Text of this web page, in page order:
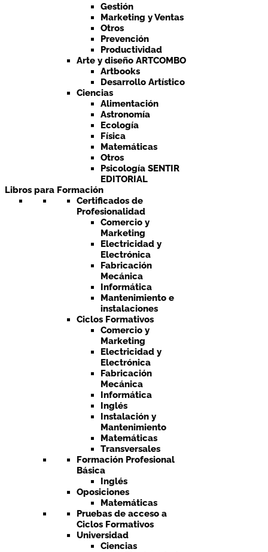
Gestión
Marketing y Ventas
Otros
Prevención
Productividad
Arte y diseño ARTCOMBO
Artbooks
Desarrollo Artístico
Ciencias
Alimentación
Astronomía
Ecología
Física
Matemáticas
Otros
Psicología SENTIR
EDITORIAL
Libros para Formación
Certificados de
Profesionalidad
Comercio y
Marketing
Electricidad y
Electrónica
Fabricación
Mecánica
Informática
Mantenimiento e
instalaciones
Ciclos Formativos
Comercio y
Marketing
Electricidad y
Electrónica
Fabricación
Mecánica
Informática
Inglés
Instalación y
Mantenimiento
Matemáticas
Transversales
Formación Profesional
Básica
Inglés
Oposiciones
Matemáticas
Pruebas de acceso a
Ciclos Formativos
Universidad
Ciencias